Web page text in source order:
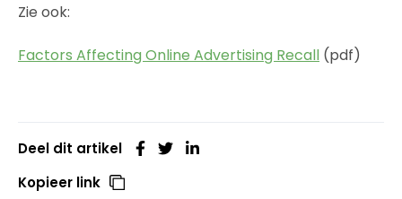
Zie ook:
Factors Affecting Online Advertising Recall (pdf)
Deel dit artikel
Kopieer link